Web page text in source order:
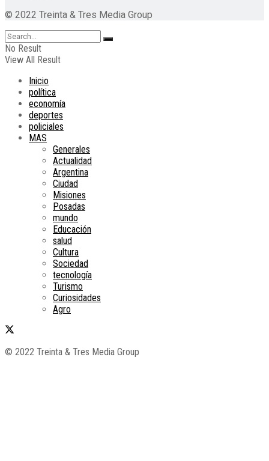
© 2022 Treinta & Tres Media Group
No Result
View All Result
Inicio
política
economía
deportes
policiales
MAS
Generales
Actualidad
Argentina
Ciudad
Misiones
Posadas
mundo
Educación
salud
Cultura
Sociedad
tecnología
Turismo
Curiosidades
Agro
© 2022 Treinta & Tres Media Group